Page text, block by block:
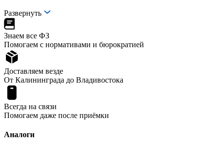
Развернуть
Знаем все ФЗ
Помогаем с нормативами и бюрократией
Доставляем везде
От Калининграда до Владивостока
Всегда на связи
Помогаем даже после приёмки
Аналоги